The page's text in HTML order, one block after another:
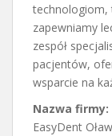
technologiom,
zapewniamy
zespół
pacjentów,
wsparcie na
Nazwa firmy:
EasyDent